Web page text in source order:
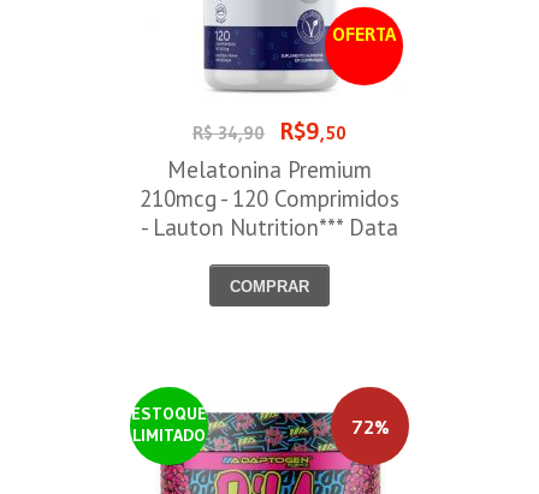
OFERTA
R$ 34,90 R$9,50
Melatonina Premium
210mcg - 120 Comprimidos
- Lauton Nutrition*** Data
COMPRAR
ESTOQUE
LIMITADO
72%